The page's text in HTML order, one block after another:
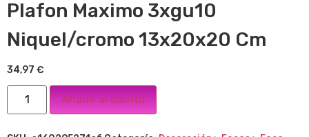
Plafon Maximo 3xgu10
Niquel/cromo 13x20x20 Cm
34,97 €
Añadir al carrito